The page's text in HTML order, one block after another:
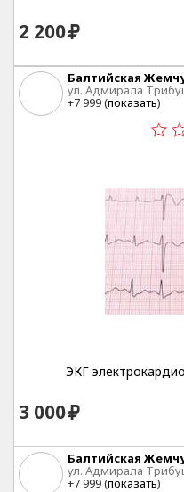
2 200
Балтийская
ул. Адмирала
+7 999 (показать)
ЭКГ
3 000
Балтийская
ул. Адмирала
+7 999 (показать)